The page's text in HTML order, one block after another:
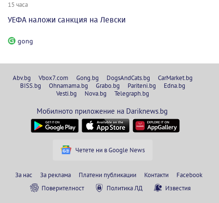
15 часа
УЕФА наложи санкция на Левски
gong
Abv.bg Vbox7.com Gong.bg DogsAndCats.bg
CarMarket.bg
BISS.bg
Ohnamama.bg Grabo.bg Pariteni.bg
Edna.bg
Vesti.bg
Nova.bg Telegraph.bg
Мобилното приложение на Dariknews.bg
Четете ни в Google News
За нас За реклама Платени публикации Контакти
Facebook
Поверителност
Политика ЛД Известия